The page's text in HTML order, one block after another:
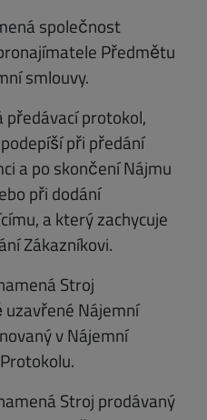
společnost
Předmětu
smlouvy.
předávací protokol,
při předání
a po skončení Nájmu
při dodání
a který zachycuje
Zákazníkovi.
Stroj
Nájemní
v Nájemní
Stroj prodávaný